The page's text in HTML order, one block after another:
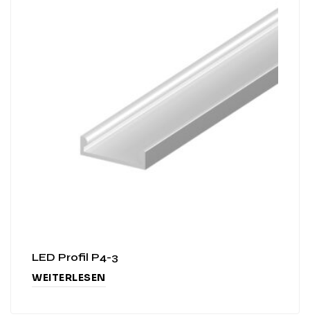
LED Profil P4-3
WEITERLESEN